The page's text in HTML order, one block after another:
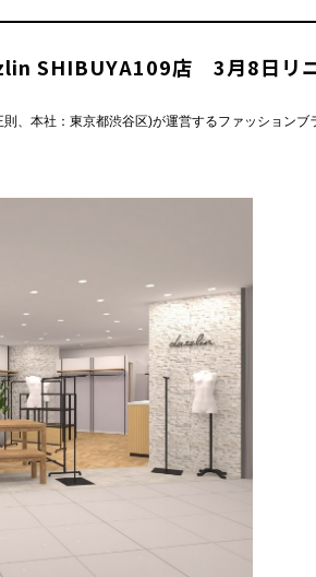
SHIBUYA109店 3月8日リ
、本社：東京都渋谷区)が運営するファッションブ